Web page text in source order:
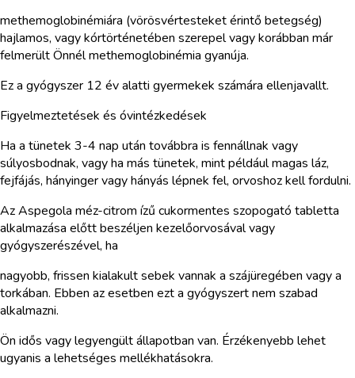
methemoglobinémiára (vörösvértesteket érintő betegség)
hajlamos, vagy kórtörténetében szerepel vagy korábban már
felmerült Önnél methemoglobinémia gyanúja.
Ez a gyógyszer 12 év alatti gyermekek számára ellenjavallt.
Figyelmeztetések és óvintézkedések
Ha a tünetek 3-4 nap után továbbra is fennállnak vagy
súlyosbodnak, vagy ha más tünetek, mint például magas láz,
fejfájás, hányinger vagy hányás lépnek fel, orvoshoz kell fordulni.
Az Aspegola méz-citrom ízű cukormentes szopogató tabletta
alkalmazása előtt beszéljen kezelőorvosával vagy
gyógyszerészével, ha
nagyobb, frissen kialakult sebek vannak a szájüregében vagy a
torkában. Ebben az esetben ezt a gyógyszert nem szabad
alkalmazni.
Ön idős vagy legyengült állapotban van. Érzékenyebb lehet
ugyanis a lehetséges mellékhatásokra.